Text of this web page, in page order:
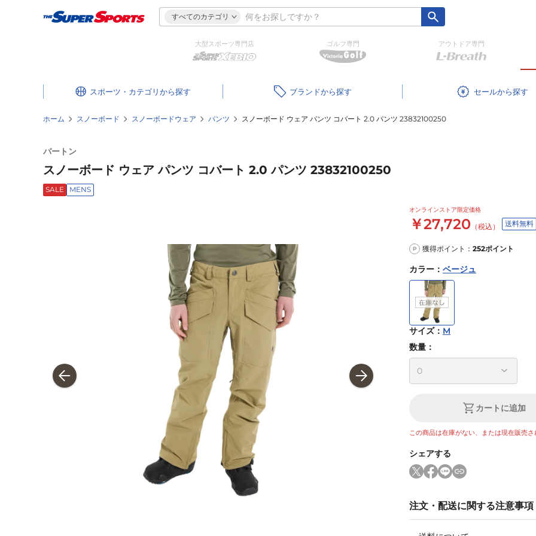
すべてのカテゴリ
大型スポーツ専門店 ゴルフ専門 アウトドア専門
スポーツ・カテゴリ ブランド セール
ホーム スノーボード スノーボードウェア パンツ スノーボード ウェア パンツ コバート 2.0 パンツ 23832100250
バートン
スノーボード ウェア パンツ コバート 2.0 パンツ 23832100250
SALE MENS
オンラインストア限定価格
￥27,720 （税込） 送料無料
P 獲得ポイント： 252ポイント
カラー ： ベージュ
サイズ： M
数量：
カートに追加
この商品は在庫がない、または現在販売さ
シェアする
注文・配送に関する注意事項